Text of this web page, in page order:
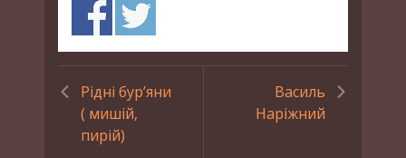
Рідні бур’яни
( мишій,
пирій)
Василь
Наріжний